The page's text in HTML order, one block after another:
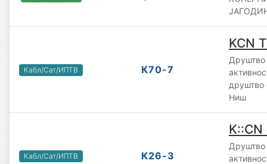
Кабл/Сат/ИПТВ К70-7
KCN
Друштво
друштво
Ниш
Кабл/Сат/ИПТВ К26-3
K::CN
Друштво